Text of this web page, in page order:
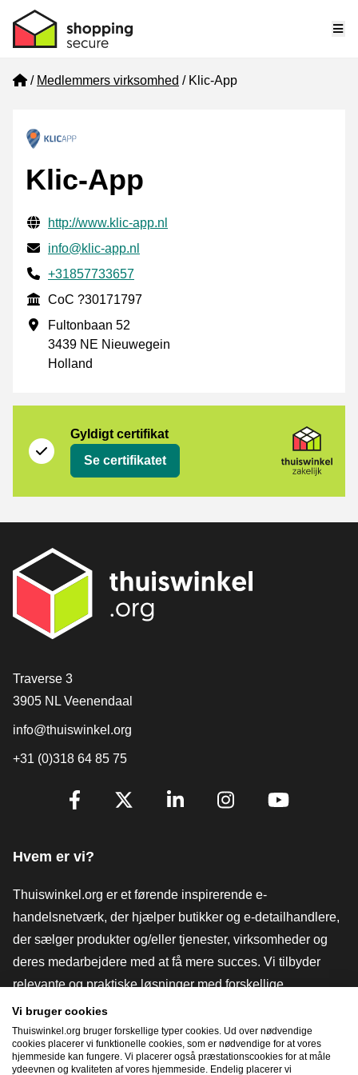
Home
Medlemmers virksomhed Klic-App
Klic-App
Verificerede kontaktoplysninger
Website URL
http://www.klic-app.nl
E-mail
info@klic-app.nl
Phone number
+31857733657
CoC
CoC ?30171797
Forretningsadresse
Fultonbaan 52
3439 NE Nieuwegein
Holland
Gyldigt certifikat
Se certifikatet
[_General:Contact]
Traverse 3
3905 NL Veenendaal
info@thuiswinkel.org
+31 (0)318 64 85 75
[_General:SocialMediaTitle]
Hvem er vi?
Thuiswinkel.org er et førende inspirerende e-
handelsnetværk, der hjælper butikker og e-detailhandlere,
der sælger produkter og/eller tjenester, virksomheder og
deres medarbejdere med at få mere succes. Vi tilbyder
relevante og praktiske løsninger med forskellige
tillidsmærker, Thuiswinkel-anmeldelser, juridiske værktøjer
og rådgivning, fortalervirksomhed, markedsundersøgelser
og har vores egen uddannelsesplatform, Thuiswinkel e-
Vi bruger cookies
Thuiswinkel.org bruger forskellige typer cookies. Ud over nødvendige
cookies placerer vi funktionelle cookies, som er nødvendige for at vores
hjemmeside kan fungere. Vi placerer også præstationscookies for at måle
ydeevnen og kvaliteten af ​​vores hjemmeside. Endelig placerer vi